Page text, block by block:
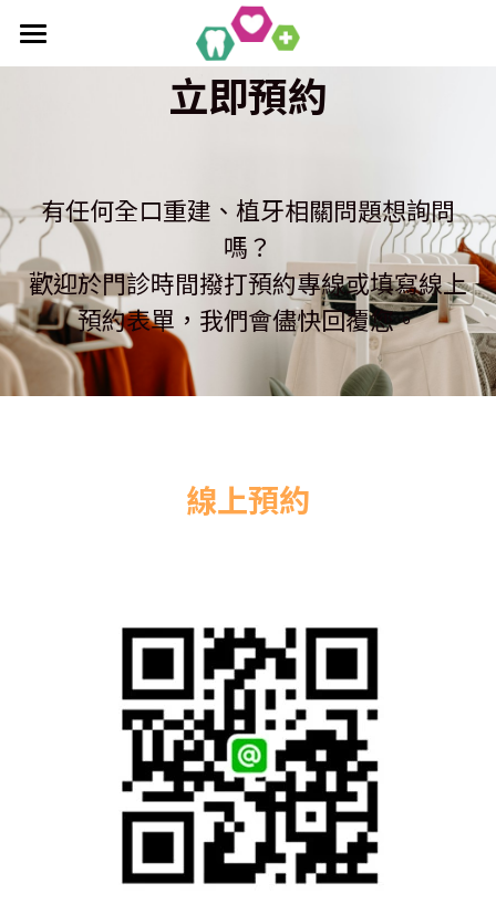
首頁
All-On-4/6一日全口重建
覆蓋性義齒
數位導引植牙
吸附式活動假牙
吸附式假牙作品集
植牙相關作品集
醫療新知
聯絡均潔
立即預約
有任何全口重建、植牙相關問題想詢問
嗎？
歡迎於門診時間撥打預約專線或填寫線上
預約表單，我們會儘快回覆您。
線上預約
部落格分類